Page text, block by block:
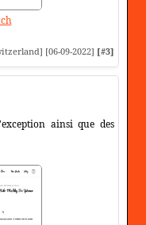
[06-09-2022] [#3]
ainsi que des